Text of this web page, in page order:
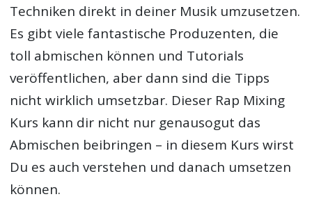
Techniken direkt in deiner Musik umzusetzen.
Es gibt viele fantastische Produzenten, die
toll abmischen können und Tutorials
veröffentlichen, aber dann sind die Tipps
nicht wirklich umsetzbar. Dieser Rap Mixing
Kurs kann dir nicht nur genausogut das
Abmischen beibringen – in diesem Kurs wirst
Du es auch verstehen und danach umsetzen
können.